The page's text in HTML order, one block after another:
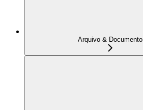
Arquivo & Documento